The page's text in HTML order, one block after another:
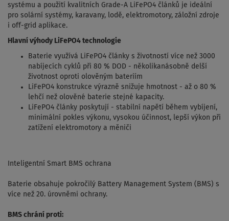
systému a použití kvalitních Grade-A LiFePO4 článků je ideální
pro solární systémy, karavany, lodě, elektromotory, záložní zdroje
i off-grid aplikace.
Hlavní výhody LiFePO4 technologie
Baterie využívá LiFePO4 články s životností více než 3000
nabíjecích cyklů při 80 % DOD - několikanásobně delší
životnost oproti olověným bateriím
LiFePO4 konstrukce výrazně snižuje hmotnost - až o 80 %
lehčí než olověné baterie stejné kapacity.
LiFePO4 články poskytují - stabilní napětí během vybíjení,
minimální pokles výkonu, vysokou účinnost, lepší výkon při
zatížení elektromotory a měniči
Inteligentní Smart BMS ochrana
Baterie obsahuje pokročilý Battery Management System (BMS) s
více než 20. úrovněmi ochrany.
BMS chrání proti: